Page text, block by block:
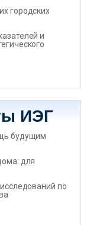
городских
и
ИЭГ
будущим
для
по